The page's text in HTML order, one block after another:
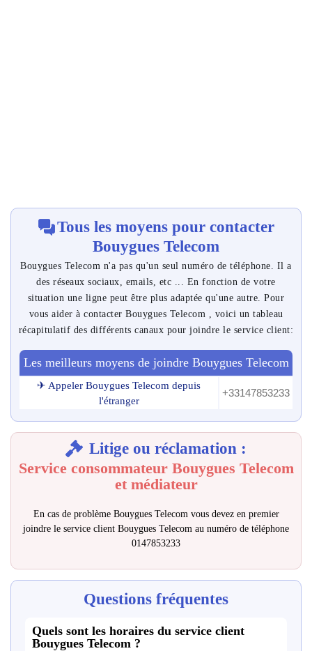
Tous les moyens pour contacter
Bouygues Telecom
Bouygues Telecom n'a pas qu'un seul numéro de téléphone. Il a
des réseaux sociaux, emails, etc ... En fonction de votre
situation une ligne peut être plus adaptée qu'une autre. Pour
vous aider à contacter Bouygues Telecom , voici un tableau
récapitulatif des différents canaux pour joindre le service client:
Les meilleurs moyens de joindre Bouygues Telecom
✈ Appeler Bouygues Telecom depuis
l'étranger
+33147853233
Litige ou réclamation :
Service consommateur Bouygues Telecom
et médiateur
En cas de problème Bouygues Telecom vous devez en premier
joindre le service client Bouygues Telecom au numéro de téléphone
0147853233
Questions fréquentes
Quels sont les horaires du service client
Bouygues Telecom ?